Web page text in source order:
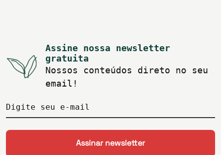
Assine nossa newsletter
gratuita
Nossos conteúdos direto no seu
email!
Digite seu e-mail